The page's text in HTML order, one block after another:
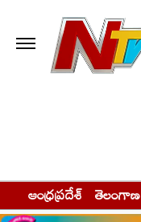
ఆంధ్రప్రదేశ్ తెలంగాణ